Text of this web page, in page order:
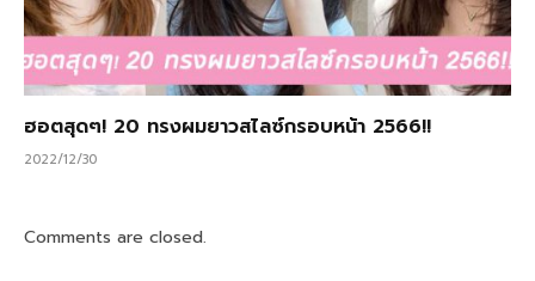
ฮอตสุดๆ! 20 ทรงผมยาวสไลซ์กรอบหน้า 2566!!